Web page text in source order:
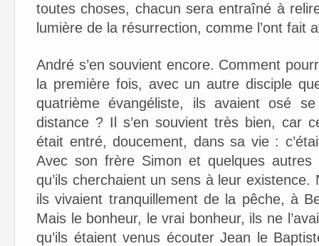
toutes choses, chacun sera entraîné à
lumière de la résurrection, comme l’ont fait
André s’en souvient encore. Comment
la première fois, avec un autre disciple
quatrième évangéliste, ils avaient osé
distance ? Il s’en souvient très bien, car
était entré, doucement, dans sa vie :
Avec son frère Simon et quelques
qu’ils cherchaient un sens à leur
ils vivaient tranquillement de la pêche, à
Mais le bonheur, le vrai bonheur, ils ne
qu’ils étaient venus écouter Jean le